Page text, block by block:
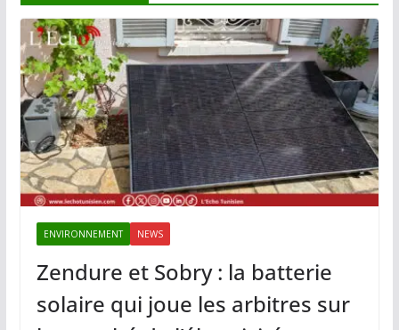
ENVIRONNEMENT NEWS
Zendure et Sobry : la batterie
solaire qui joue les arbitres sur